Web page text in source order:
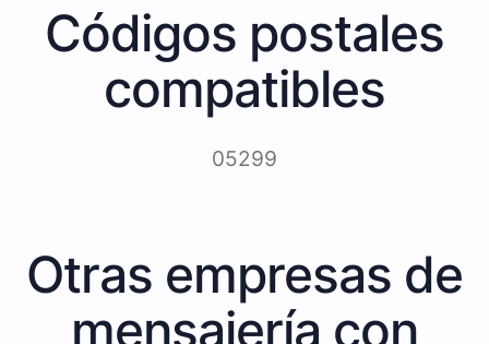
Códigos postales
compatibles
05299
Otras empresas de
mensajería con